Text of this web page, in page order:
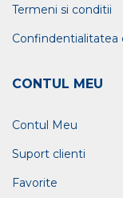
Termeni si conditii
Confindentialitatea
CONTUL MEU
Contul Meu
Suport clienti
Favorite